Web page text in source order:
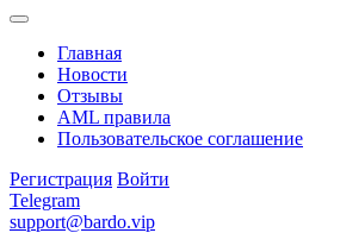
Главная
Новости
Отзывы
AML правила
Пользовательское соглашение
Регистрация Войти
Telegram
support@bardo.vip